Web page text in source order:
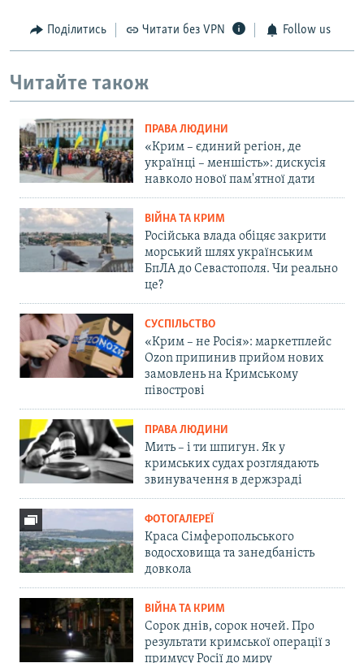
Поділитись Читати без VPN Follow us
Читайте також
ПРАВА ЛЮДИНИ
«Крим – єдиний регіон, де
українці – меншість»: дискусія
навколо нової пам'ятної дати
ВІЙНА ТА КРИМ
Російська влада обіцяє закрити
морський шлях українським
БпЛА до Севастополя. Чи реально
це?
СУСПІЛЬСТВО
«Крим – не Росія»: маркетплейс
Ozon припинив прийом нових
замовлень на Кримському
півострові
ПРАВА ЛЮДИНИ
Мить – і ти шпигун. Як у
кримських судах розглядають
звинувачення в держзраді
ФОТОГАЛЕРЕЇ
Краса Сімферопольського
водосховища та занедбаність
довкола
ВІЙНА ТА КРИМ
Сорок днів, сорок ночей. Про
результати кримської операції з
примусу Росії до миру